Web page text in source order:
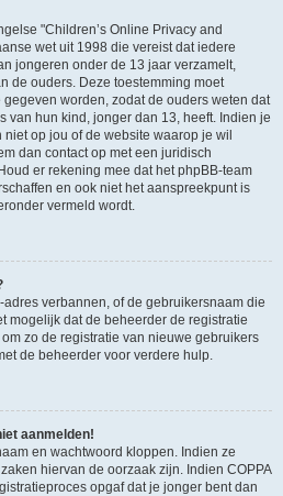
"Children’s Online Privacy and
wet uit 1998 die vereist dat iedere
jongeren onder de 13 jaar verzamelt,
de ouders. Deze toestemming moet
worden, zodat de ouders weten dat
van hun kind, jonger dan 13, heeft. Indien je
op jou of de website waarop je wil
dan contact op met een juridisch
er rekening mee dat het phpBB-team
en ook niet het aanspreekpunt is
vermeld wordt.
verbannen, of de gebruikersnaam die
mogelijk dat de beheerder de registratie
zo de registratie van nieuwe gebruikers
de beheerder voor verdere hulp.
aanmelden!
en wachtwoord kloppen. Indien ze
hiervan de oorzaak zijn. Indien COPPA
opgaf dat je jonger bent dan